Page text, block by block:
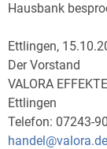
Hausbank
Ettlingen,
Der Vorstand
VALORA
Ettlingen
Telefon: 07243-
handel@valora.de